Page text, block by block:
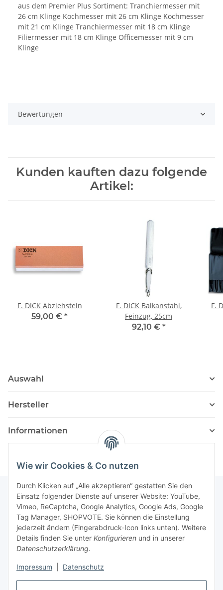
Wie wir Cookies & Co nutzen
Durch Klicken auf „Alle akzeptieren“ gestatten Sie den
Einsatz folgender Dienste auf unserer Website: YouTube,
Vimeo, ReCaptcha, Google Analytics, Google Ads, Google
Tag Manager, SHOPVOTE. Sie können die Einstellung
jederzeit ändern (Fingerabdruck-Icon links unten). Weitere
Details finden Sie unter Konfigurieren und in unserer
Datenschutzerklärung.
Impressum Datenschutz
aus dem Premier Plus Sortiment: Tranchiermesser mit
26 cm Klinge Kochmesser mit 26 cm Klinge Kochmesser
mit 21 cm Klinge Tranchiermesser mit 18 cm Klinge
Filiermesser mit 18 cm Klinge Officemesser mit 9 cm
Klinge
Bewertungen
Kunden kauften dazu folgende
Artikel:
F. DICK Abziehstein
59,00 € *
F. DICK Balkanstahl,
Feinzug, 25cm
92,10 € *
F.
Auswahl
Hersteller
Informationen
Newsletter Abonnieren
Bitte senden Sie mir entsprechend Ihrer
Datenschutzerklärungregelmäßig und jederzeit widerruflich
Informationen zu Ihrem Produktsortiment per E-Mail zu.
Abonnieren